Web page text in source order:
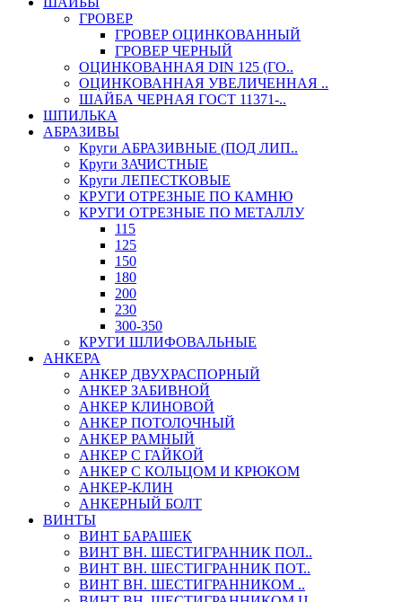
ГРОВЕР
ГРОВЕР ОЦИНКОВАННЫЙ
ГРОВЕР ЧЕРНЫЙ
ОЦИНКОВАННАЯ DIN 125 (ГО..
ОЦИНКОВАННАЯ УВЕЛИЧЕННАЯ ..
ШАЙБА ЧЕРНАЯ ГОСТ 11371-..
ШПИЛЬКА
АБРАЗИВЫ
Круги АБРАЗИВНЫЕ (ПОД ЛИП..
Круги ЗАЧИСТНЫЕ
Круги ЛЕПЕСТКОВЫЕ
КРУГИ ОТРЕЗНЫЕ ПО КАМНЮ
КРУГИ ОТРЕЗНЫЕ ПО МЕТАЛЛУ
115
125
150
180
200
230
300-350
КРУГИ ШЛИФОВАЛЬНЫЕ
АНКЕРА
АНКЕР ДВУХРАСПОРНЫЙ
АНКЕР ЗАБИВНОЙ
АНКЕР КЛИНОВОЙ
АНКЕР ПОТОЛОЧНЫЙ
АНКЕР РАМНЫЙ
АНКЕР С ГАЙКОЙ
АНКЕР С КОЛЬЦОМ И КРЮКОМ
АНКЕР-КЛИН
АНКЕРНЫЙ БОЛТ
ВИНТЫ
ВИНТ БАРАШЕК
ВИНТ ВН. ШЕСТИГРАННИК ПОЛ..
ВИНТ ВН. ШЕСТИГРАННИК ПОТ..
ВИНТ ВН. ШЕСТИГРАННИКОМ ..